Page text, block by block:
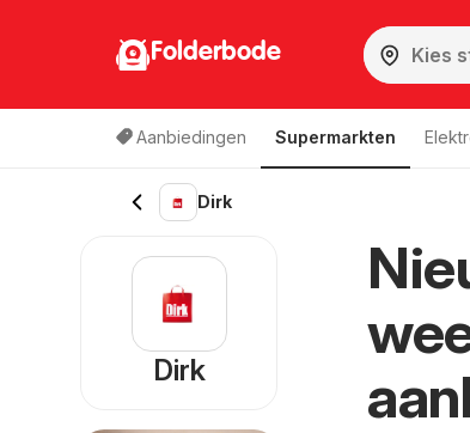
Folderbode
Aanbiedingen Supermarkten
Dirk
Dirk